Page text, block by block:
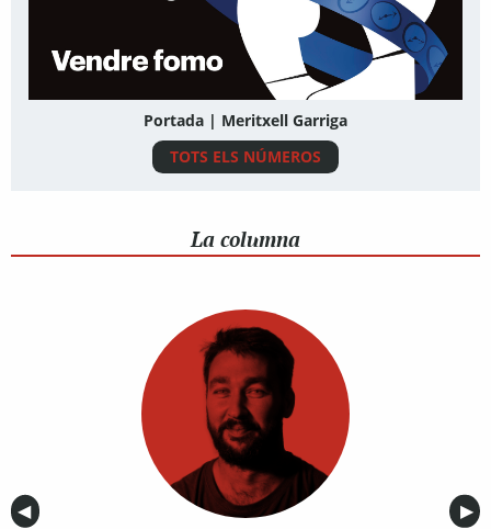
Portada | Meritxell Garriga
TOTS ELS NÚMEROS
La columna
Anterior
◀︎ ▶︎